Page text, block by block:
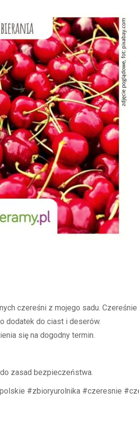
czereśni z mojego sadu. Czereśnie
dodatek do ciast i deserów.
się na dogodny termin.
zasad bezpieczeństwa.
#zbioryurolnika #czeresnie